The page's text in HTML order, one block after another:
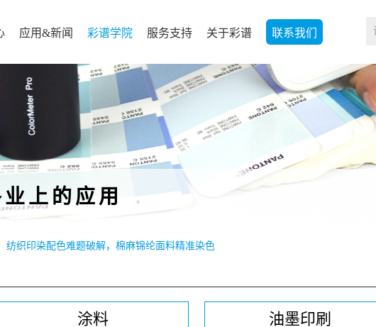
应用&新闻 彩谱学院 服务支持 关于彩谱 联系我们
上的应用
纺织印染配色难题破解，棉麻锦纶面料精准染色
涂料 油墨印刷